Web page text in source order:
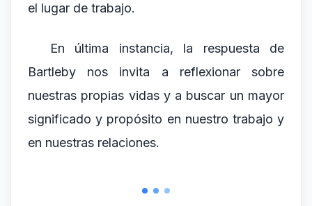
el lugar de trabajo.
En última instancia, la respuesta de
Bartleby nos invita a reflexionar sobre
nuestras propias vidas y a buscar un mayor
significado y propósito en nuestro trabajo y
en nuestras relaciones.